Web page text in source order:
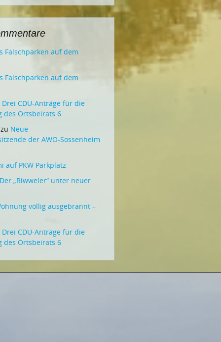
Falschparken auf dem
Falschparken auf dem
Drei CDU-Anträge für die
des Ortsbeirats 6
Neue
der AWO-Sossenheim
auf PKW Parkplatz
Der „Riwweler“ unter neuer
völlig ausgebrannt –
Drei CDU-Anträge für die
des Ortsbeirats 6